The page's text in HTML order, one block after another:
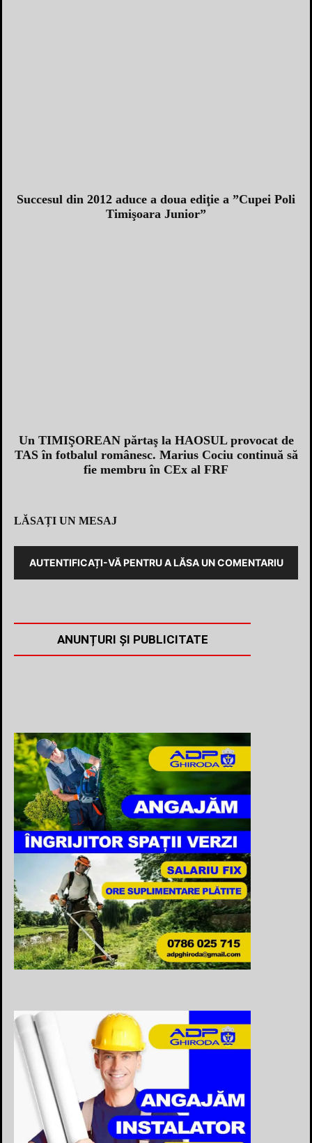
Succesul din 2012 aduce a doua ediţie a ”Cupei Poli
Timişoara Junior”
Un TIMIŞOREAN părtaş la HAOSUL provocat de
TAS în fotbalul românesc. Marius Cociu continuă să
fie membru în CEx al FRF
LĂSAȚI UN MESAJ
AUTENTIFICAȚI-VĂ PENTRU A LĂSA UN COMENTARIU
ANUNȚURI ȘI PUBLICITATE